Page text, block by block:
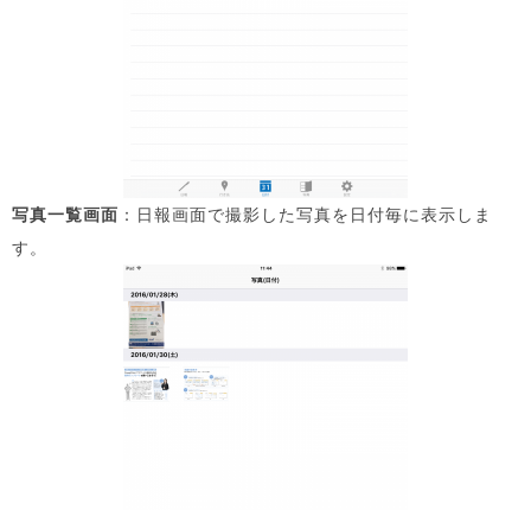
写真一覧画面 ：日報画面で撮影した写真を日付毎に表示しま
す。